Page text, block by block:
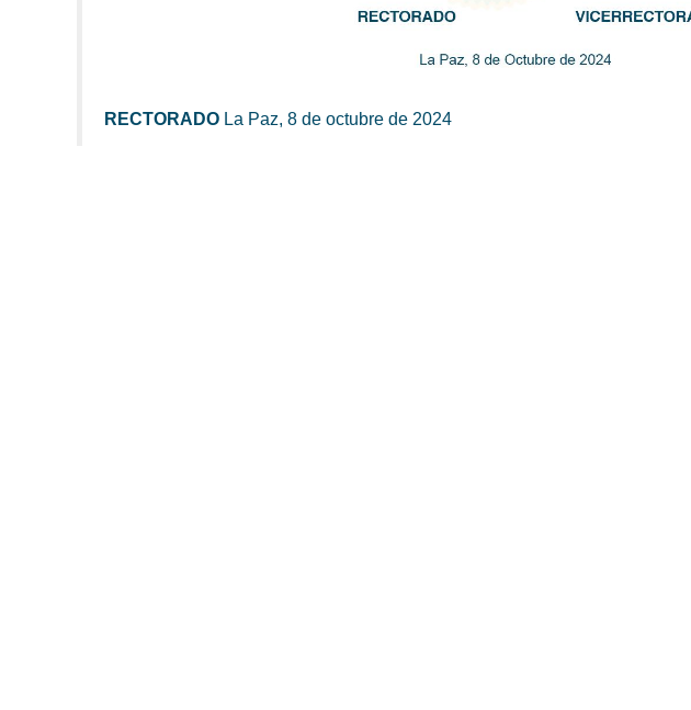
RECTORADO La Paz, 8 de octubre de 2024